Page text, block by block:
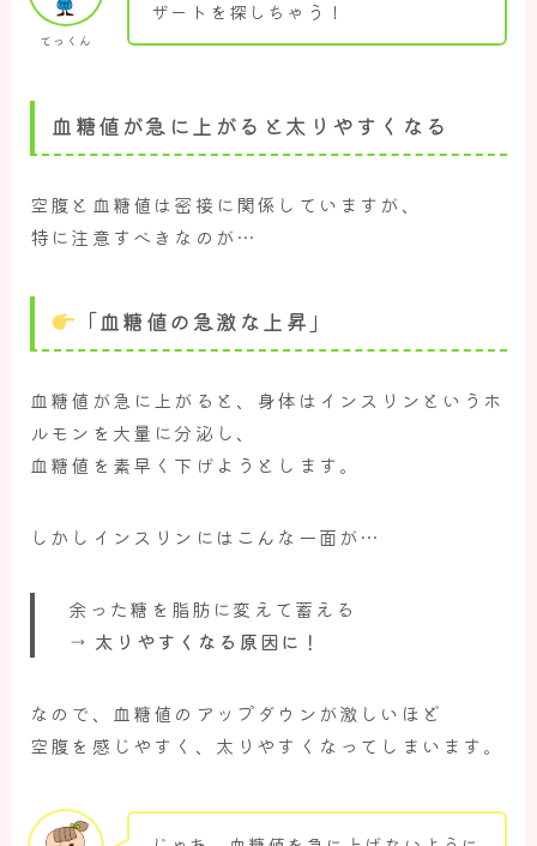
てっくん
ザートを探しちゃう！
血糖値が急に上がると太りやすくなる
空腹と血糖値は密接に関係していますが、
特に注意すべきなのが…
「血糖値の急激な上昇」
血糖値が急に上がると、身体はインスリンというホ
ルモンを大量に分泌し、
血糖値を素早く下げようとします。
しかしインスリンにはこんな一面が…
余った糖を脂肪に変えて蓄える
→ 太りやすくなる原因に！
なので、血糖値のアップダウンが激しいほど
空腹を感じやすく、太りやすくなってしまいます。